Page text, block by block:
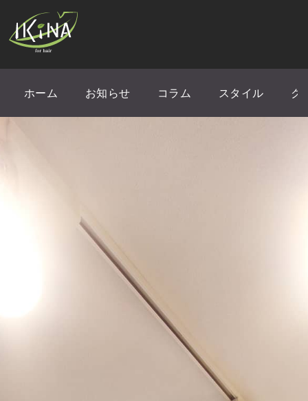
ホーム お知らせ コラム スタイル ク